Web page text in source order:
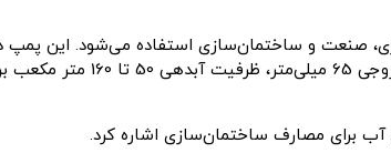
مانند کشاورزی، صنعت و ساختمان‌سازی استفاده می‌شود. این
15 کیلووات (20 اسب بخار) و سرعت 1450 یا 2900 دور در دقیقه است. قطر
آب برای مصارف ساختمان‌سازی اشاره کرد.